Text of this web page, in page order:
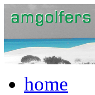
home